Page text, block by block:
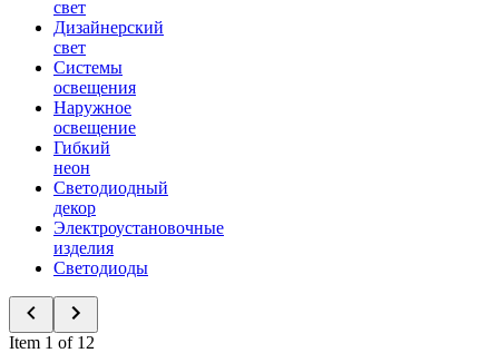
свет
Дизайнерский
свет
Системы
освещения
Наружное
освещение
Гибкий
неон
Светодиодный
декор
Электроустановочные
изделия
Светодиоды
Item 1 of 12